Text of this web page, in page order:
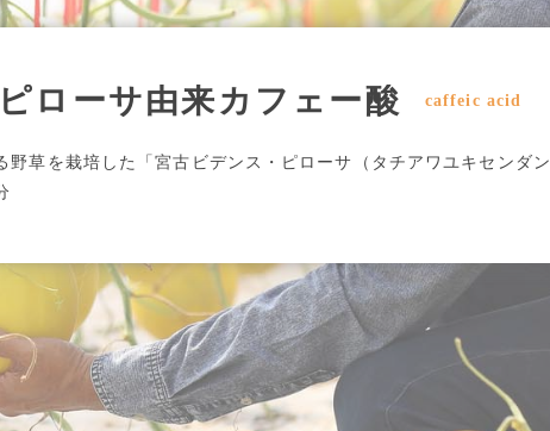
ローサ由来カフェー酸 caffeic acid
野草を栽培した「宮古ビデンス・ピローサ（タチアワユキセンダン